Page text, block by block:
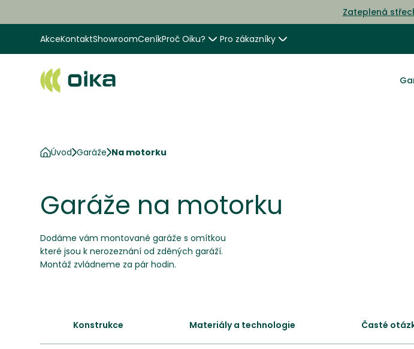
Zateplená
AkceKontaktShowroomCeníkProč Oiku? Pro zákazníky
Úvod Garáže Na motorku
Garáže na motorku
Dodáme vám montované garáže s omítkou
které jsou k nerozeznání od zděných garáží.
Montáž zvládneme za pár hodin.
Konstrukce Materiály a technologie Časté